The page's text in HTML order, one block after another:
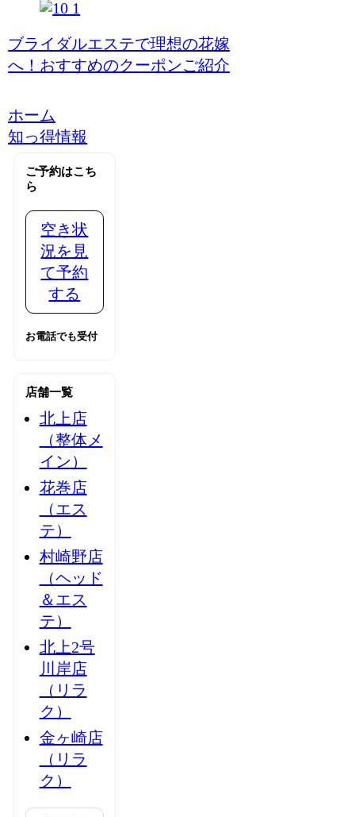
ブライダルエステで理想の花嫁
へ！おすすめのクーポンご紹介
ホーム
知っ得情報
ご予約はこち
ら
空き状
況を見
て予約
する
お電話でも受付
店舗一覧
北上店
（整体メ
イン）
花巻店
（エス
テ）
村崎野店
（ヘッド
＆エス
テ）
北上2号
川岸店
（リラ
ク）
金ヶ崎店
（リラ
ク）